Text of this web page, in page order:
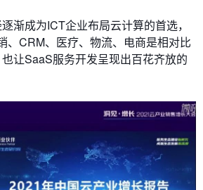
渐成为ICT企业布局云计算的首选，
、CRM、医疗、物流、电商是相对比
让SaaS服务开发呈现出百花齐放的